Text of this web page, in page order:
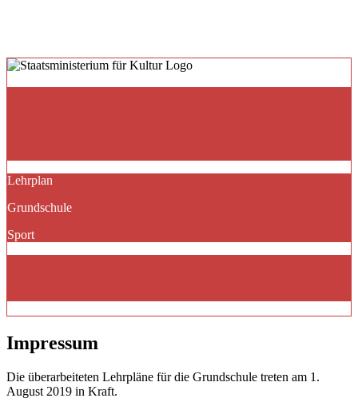
Lehrplan
Grundschule
Sport
Impressum
Die überarbeiteten Lehrpläne für die Grundschule treten am 1.
August 2019 in Kraft.